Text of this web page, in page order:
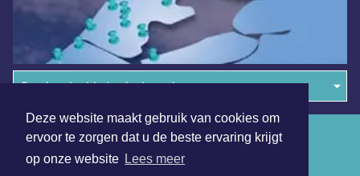
Deze website maakt gebruik van cookies om
ervoor te zorgen dat u de beste ervaring krijgt
op onze website Lees meer
Overige dagbladen in de regio
Algemene voorwaarden
Disclaimer